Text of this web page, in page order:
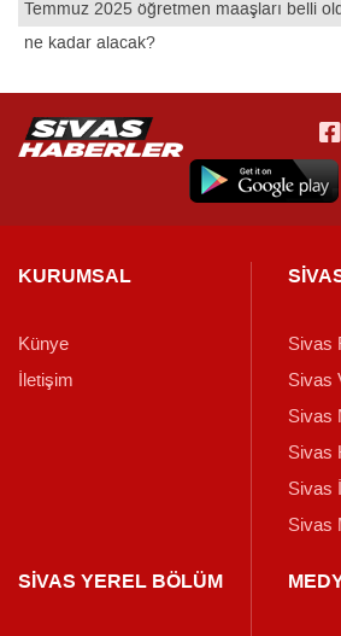
Temmuz 2025 öğretmen maaşları belli
ne kadar alacak?
KURUMSAL
Künye
İletişim
Sivas
Sivas
Sivas
Sivas
Sivas
Sivas
SİVAS YEREL BÖLÜM